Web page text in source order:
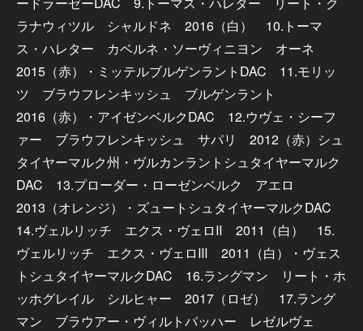
ラナウィツル シャルドネ 2016（白） 10.トーマ
ス・ハレター カベルネ・ソーヴィニヨン オーネ
2015（赤）・ミッテルブルゲンラントDAC 11.モリッ
ツ ブラウフレンキッシュ ブルゲンラント
2016（赤）・アイゼンベルクDAC 12.ウヴェ・シーフ
ァー ブラウフレンキッシュ サパリ 2012（赤）シュ
タイヤーマルク州・ヴルカンラントシュタイヤーマルク
DAC 13.プローダー・ローゼンベルク アエロ
2013（オレンジ）・ズュートシュタイヤーマルクDAC
14.ヴェルリッチ エクス・ヴェロⅡ 2011（白） 15.
ヴェルリッチ エクス・ヴェロⅢ 2011（白）・ヴェス
トシュタイヤーマルクDAC 16.ラングマン リート・ホ
ッホグレイル シルヒャー 2017（ロゼ） 17.ラング
マン ブラウアー・ヴィルトバッハー レゼルヴェ